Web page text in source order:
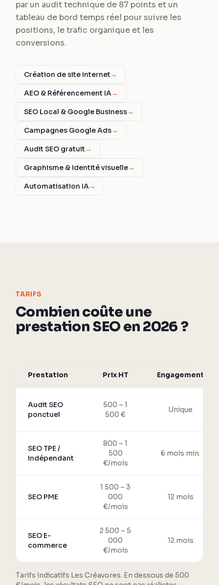
par un audit technique de 87 points et un
tableau de bord temps réel pour suivre les
positions, le trafic organique et les
conversions.
Création de site internet→
AEO & Référencement IA→
SEO Local & Google Business→
Campagnes Google Ads→
Audit SEO gratuit→
Graphisme & identité visuelle→
Automatisation IA→
TARIFS
Combien coûte une
prestation SEO en 2026 ?
Prestation Prix HT Engagement
Audit SEO
ponctuel
500 – 1
500 €
Unique
SEO TPE /
indépendant
800 – 1
500
€/mois
6 mois min.
SEO PME
1 500 – 3
000
€/mois
12 mois
SEO E-
commerce
2 500 – 5
000
€/mois
12 mois
Tarifs indicatifs Les Créavores. En dessous de 500